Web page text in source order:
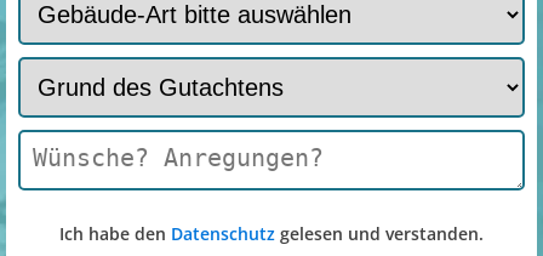
Ich habe den Datenschutz gelesen und verstanden.